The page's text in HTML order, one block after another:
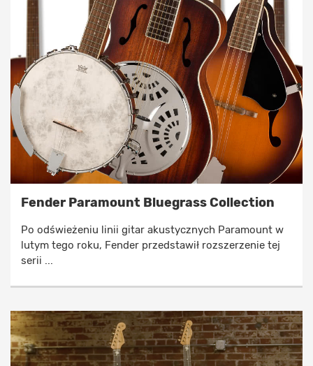
Fender Paramount Bluegrass Collection
Po odświeżeniu linii gitar akustycznych Paramount w
lutym tego roku, Fender przedstawił rozszerzenie tej
serii ...